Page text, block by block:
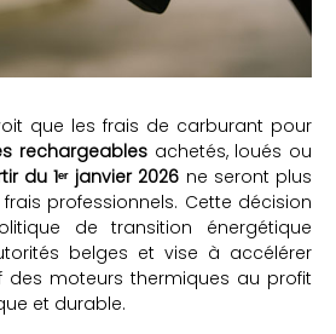
que les frais de carburant pour
rechargeables achetés, loués ou
du 1ᵉʳ janvier 2026 ne seront plus
professionnels. Cette décision
de transition énergétique
belges et vise à accélérer
des moteurs thermiques au profit
et durable.